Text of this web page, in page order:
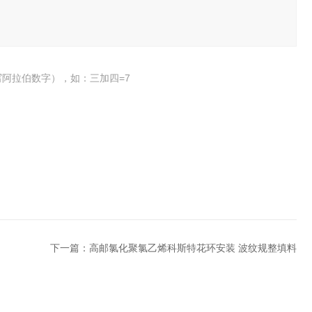
拉伯数字），如：三加四=7
下一篇： 高邮氯化聚氯乙烯科斯特花环安装 波纹规整填料